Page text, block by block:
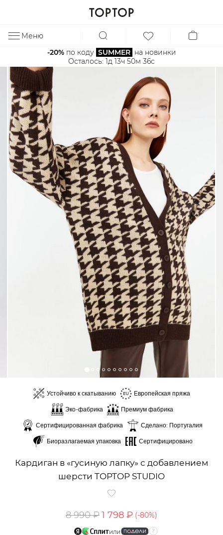
Меню
-20% по коду SUMMER на новинки
Осталось: 1д 13ч 50м 35с
Устойчиво к скатыванию
Европейская пряжа
Эко-фабрика
Премиум фабрика
Сертифицированная фабрика
Сделано: Португалия
Биоразлагаемая упаковка
Сертифицировано
Кардиган в «гусиную лапку» с добавлением
шерсти TOPTOP STUDIO
8 990 ₽1 798 ₽ (-80%)
или